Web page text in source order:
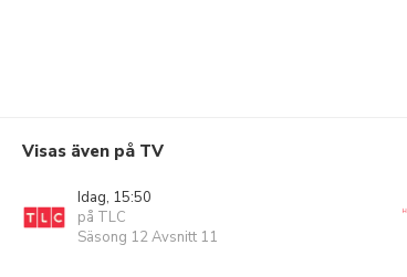
Visas även på TV
Idag, 15:50
på TLC
Säsong 12 Avsnitt 11